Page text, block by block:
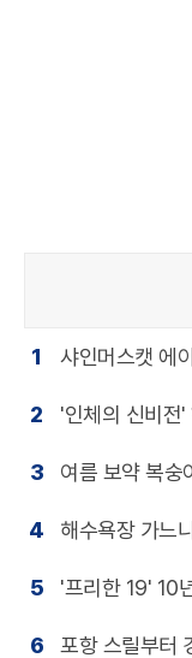
1 샤인머스캣 에
2 '인체의 신비전
3 여름 보약 복숭
4 해수욕장 가느
5 '프리한 19' 10
6 포항 스릴부터